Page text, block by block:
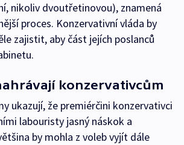
nikoliv dvoutřetinovou), znamená
proces. Konzervativní vláda by
zajistit, aby část jejích poslanců
konzervativcům
ukazují, že premiérčini konzervativci
labouristy jasný náskok a
by mohla z voleb vyjít dále